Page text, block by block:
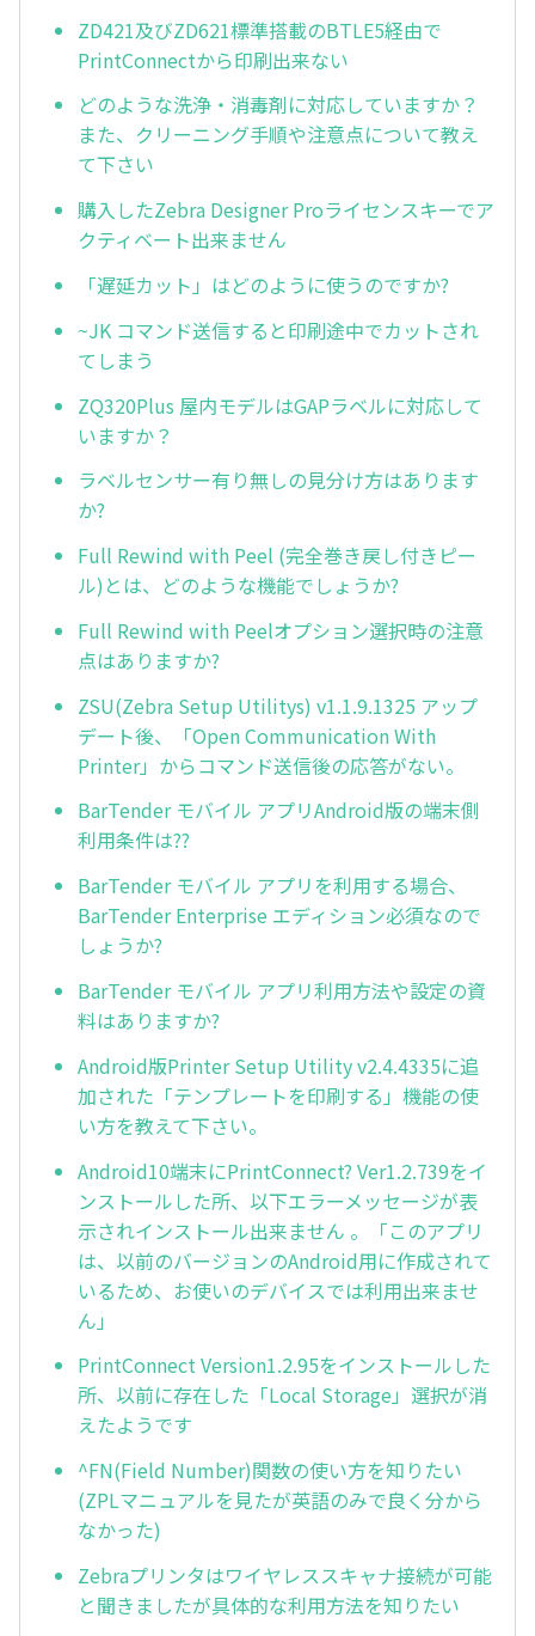
ZD421及びZD621標準搭載のBTLE5経由で
PrintConnectから印刷出来ない
どのような洗浄・消毒剤に対応していますか？
また、クリーニング手順や注意点について教え
て下さい
購入したZebra Designer Proライセンスキーでア
クティベート出来ません
「遅延カット」はどのように使うのですか?
~JK コマンド送信すると印刷途中でカットされ
てしまう
ZQ320Plus 屋内モデルはGAPラベルに対応して
いますか？
ラベルセンサー有り無しの見分け方はあります
か?
Full Rewind with Peel (完全巻き戻し付きピー
ル)とは、どのような機能でしょうか?
Full Rewind with Peelオプション選択時の注意
点はありますか?
ZSU(Zebra Setup Utilitys) v1.1.9.1325 アップ
デート後、「Open Communication With
Printer」からコマンド送信後の応答がない。
BarTender モバイル アプリAndroid版の端末側
利用条件は??
BarTender モバイル アプリを利用する場合、
BarTender Enterprise エディション必須なので
しょうか?
BarTender モバイル アプリ利用方法や設定の資
料はありますか?
Android版Printer Setup Utility v2.4.4335に追
加された「テンプレートを印刷する」機能の使
い方を教えて下さい。
Android10端末にPrintConnect? Ver1.2.739をイ
ンストールした所、以下エラーメッセージが表
示されインストール出来ません 。「このアプリ
は、以前のバージョンのAndroid用に作成されて
いるため、お使いのデバイスでは利用出来ませ
ん」
PrintConnect Version1.2.95をインストールした
所、以前に存在した「Local Storage」選択が消
えたようです
^FN(Field Number)関数の使い方を知りたい
(ZPLマニュアルを見たが英語のみで良く分から
なかった)
Zebraプリンタはワイヤレススキャナ接続が可能
と聞きましたが具体的な利用方法を知りたい